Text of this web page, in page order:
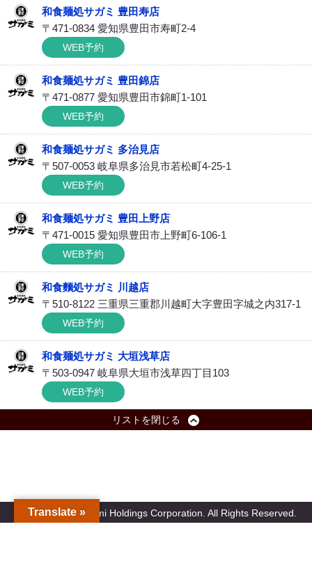
和食麺処サガミ 豊田寿店
〒471-0834 愛知県豊田市寿町2-4
WEB予約
和食麺処サガミ 豊田錦店
〒471-0877 愛知県豊田市錦町1-101
WEB予約
和食麺処サガミ 多治見店
〒507-0053 岐阜県多治見市若松町4-25-1
WEB予約
和食麺処サガミ 豊田上野店
〒471-0015 愛知県豊田市上野町6-106-1
WEB予約
和食麵処サガミ 川越店
〒510-8122 三重県三重郡川越町大字豊田字城之内317-1
WEB予約
和食麺処サガミ 大垣浅草店
〒503-0947 岐阜県大垣市浅草四丁目103
WEB予約
リストを閉じる
Copyright(c) Sagami Holdings Corporation. All Rights Reserved.
Translate »